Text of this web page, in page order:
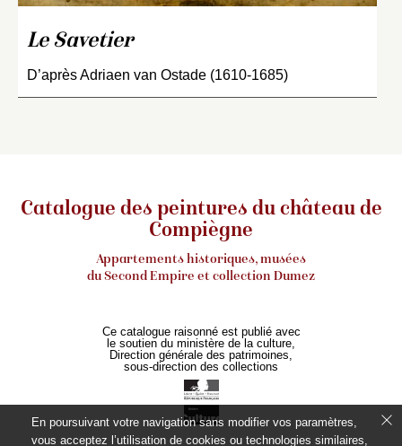
Le Savetier
D’après Adriaen van Ostade (1610-1685)
Catalogue des peintures du château de
Compiègne
Appartements historiques, musées
du Second Empire et collection Dumez
Ce catalogue raisonné est publié avec
le soutien du ministère de la culture,
Direction générale des patrimoines,
sous-direction des collections
En poursuivant votre navigation sans modifier vos paramètres,
vous acceptez l’utilisation de cookies ou technologies similaires,